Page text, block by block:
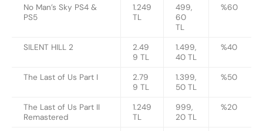
No Man’s Sky PS4 &
PS5
1.249
TL
499,
60
TL
%60
SILENT HILL 2
2.49
9 TL
1.499,
40 TL
%40
The Last of Us Part I
2.79
9 TL
1.399,
50 TL
%50
The Last of Us Part II
Remastered
1.249
TL
999,
20 TL
%20